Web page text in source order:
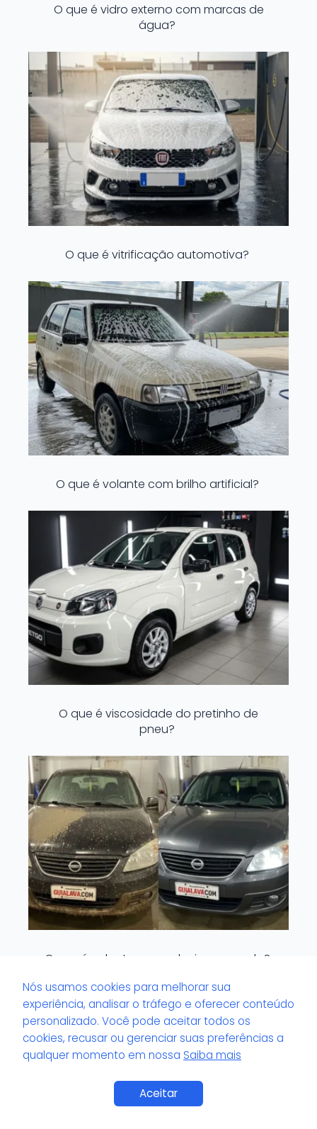
O que é vidro externo com marcas de
água?
O que é vitrificação automotiva?
O que é volante com brilho artificial?
O que é viscosidade do pretinho de
pneu?
O que é volante com odor impregnado?
Nós usamos cookies para melhorar sua
experiência, analisar o tráfego e oferecer conteúdo
personalizado. Você pode aceitar todos os
cookies, recusar ou gerenciar suas preferências a
qualquer momento em nossa Saiba mais
AceitarSaiba Mais